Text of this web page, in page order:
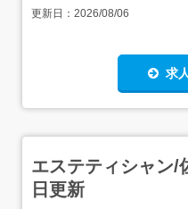
更新日： 2026/08/06
求
エステティシャン/
日更新